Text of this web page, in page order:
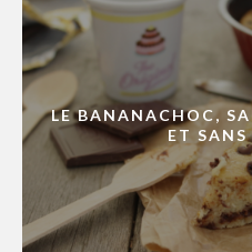
LE BANANACHOC,
ET